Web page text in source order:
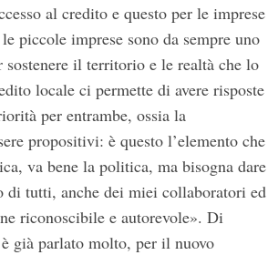
al credito e questo per le imprese
piccole imprese sono da sempre uno
il territorio e le realtà che lo
locale ci permette di avere risposte
per entrambe, ossia la
propositivi: è questo l’elemento che
va bene la politica, ma bisogna dare
di tutti, anche dei miei collaboratori ed
riconoscibile e autorevole». Di
già parlato molto, per il nuovo